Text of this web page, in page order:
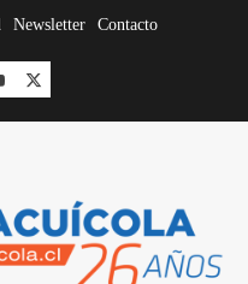
Newsletter Contacto